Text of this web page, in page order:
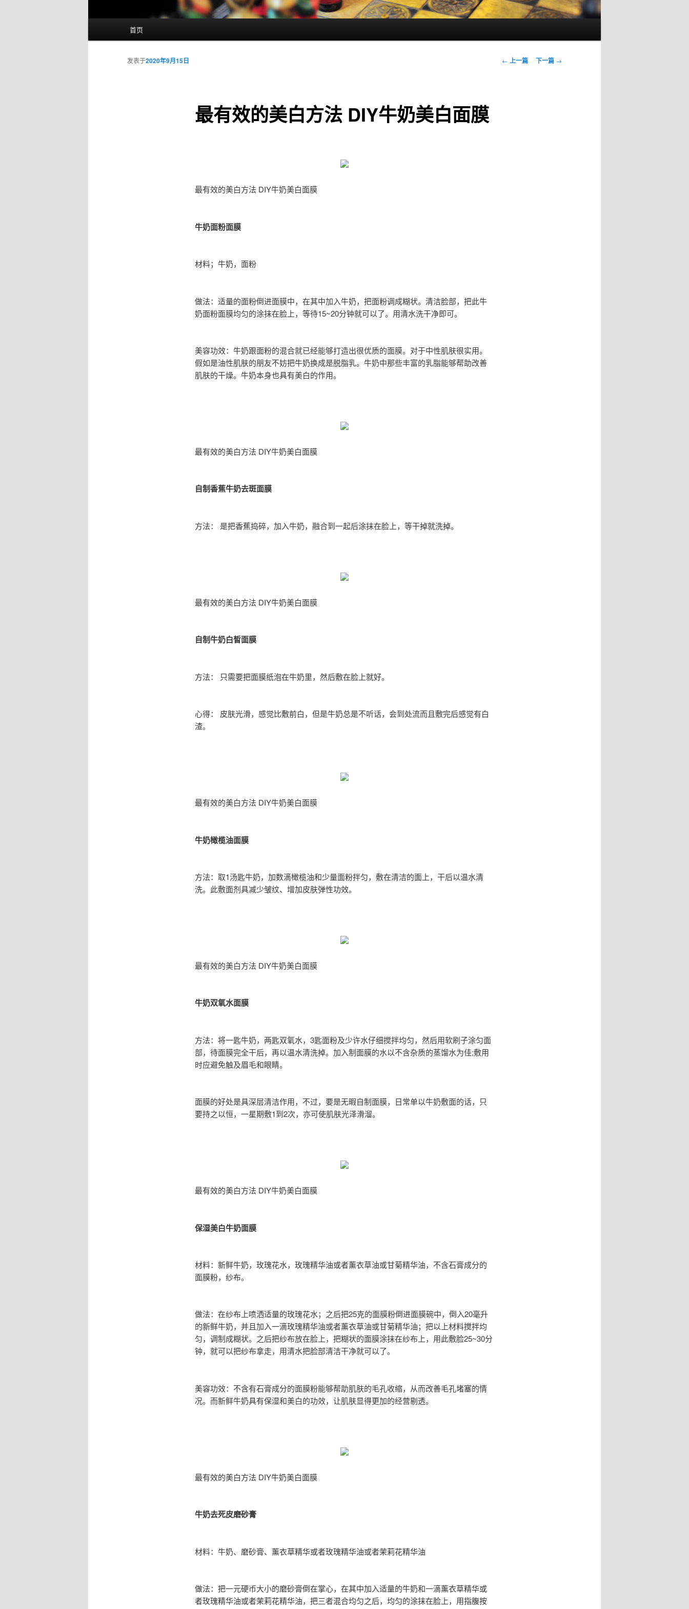
首页
文
← 上一篇 下一篇 →
最有效的美白方法 DIY牛奶美白面膜
发表于2020年9月15日
最有效的美白方法 DIY牛奶美白面膜
牛奶面粉面膜
材料；牛奶，面粉
做法：适量的面粉倒进面膜中，在其中加入牛奶，把面粉调成糊状。清洁脸部，把此牛
奶面粉面膜均匀的涂抹在脸上，等待15~20分钟就可以了。用清水洗干净即可。
美容功效：牛奶跟面粉的混合就已经能够打造出很优质的面膜。对于中性肌肤很实用。
假如是油性肌肤的朋友不妨把牛奶换成是脱脂乳。牛奶中那些丰富的乳脂能够帮助改善
肌肤的干燥。牛奶本身也具有美白的作用。
最有效的美白方法 DIY牛奶美白面膜
自制香蕉牛奶去斑面膜
方法： 是把香蕉捣碎，加入牛奶，融合到一起后涂抹在脸上，等干掉就洗掉。
最有效的美白方法 DIY牛奶美白面膜
自制牛奶白皙面膜
方法： 只需要把面膜纸泡在牛奶里，然后敷在脸上就好。
心得： 皮肤光滑，感觉比敷前白，但是牛奶总是不听话，会到处流而且敷完后感觉有白
渣。
最有效的美白方法 DIY牛奶美白面膜
牛奶橄榄油面膜
方法：取1汤匙牛奶，加数滴橄榄油和少量面粉拌匀，敷在清洁的面上，干后以温水清
洗。此敷面剂具减少皱纹、增加皮肤弹性功效。
最有效的美白方法 DIY牛奶美白面膜
牛奶双氧水面膜
方法：将一匙牛奶，两匙双氧水，3匙面粉及少许水仔细搅拌均匀，然后用软刷子涂匀面
部，待面膜完全干后，再以温水清洗掉。加入制面膜的水以不含杂质的蒸馏水为佳;敷用
时应避免触及眉毛和眼睛。
面膜的好处是具深层清洁作用，不过，要是无暇自制面膜，日常单以牛奶敷面的话，只
要持之以恒，一星期敷1到2次，亦可使肌肤光泽滑溜。
最有效的美白方法 DIY牛奶美白面膜
保湿美白牛奶面膜
材料：新鲜牛奶，玫瑰花水，玫瑰精华油或者薰衣草油或甘菊精华油，不含石膏成分的
面膜粉，纱布。
做法：在纱布上喷洒适量的玫瑰花水；之后把25克的面膜粉倒进面膜碗中，倒入20毫升
的新鲜牛奶，并且加入一滴玫瑰精华油或者薰衣草油或甘菊精华油；把以上材料搅拌均
匀，调制成糊状。之后把纱布放在脸上，把糊状的面膜涂抹在纱布上，用此敷脸25~30分
钟，就可以把纱布拿走，用清水把脸部清洁干净就可以了。
美容功效：不含有石膏成分的面膜粉能够帮助肌肤的毛孔收缩，从而改善毛孔堵塞的情
况。而新鲜牛奶具有保湿和美白的功效，让肌肤显得更加的经营剔透。
最有效的美白方法 DIY牛奶美白面膜
牛奶去死皮磨砂膏
材料：牛奶、磨砂膏、薰衣草精华或者玫瑰精华油或者茉莉花精华油
做法：把一元硬币大小的磨砂膏倒在掌心，在其中加入适量的牛奶和一滴薰衣草精华或
者玫瑰精华油或者茉莉花精华油，把三者混合均匀之后，均匀的涂抹在脸上，用指腹按